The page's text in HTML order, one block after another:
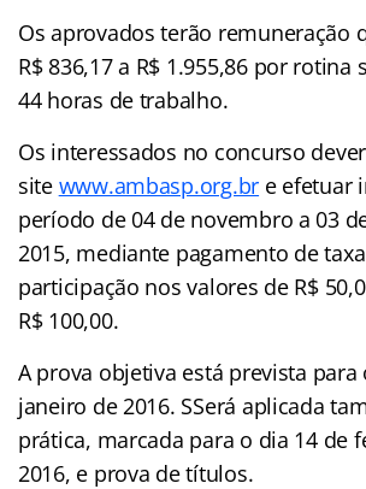
Os aprovados terão remuneração
R$ 836,17 a R$ 1.955,86 por rotina
44 horas de trabalho.
Os interessados no concurso
site www.ambasp.org.br e efetuar
período de 04 de novembro a 03
2015, mediante pagamento de
participação nos valores de R$
R$ 100,00.
A prova objetiva está prevista para
janeiro de 2016. SSerá aplicada
prática, marcada para o dia 14 de
2016, e prova de títulos.